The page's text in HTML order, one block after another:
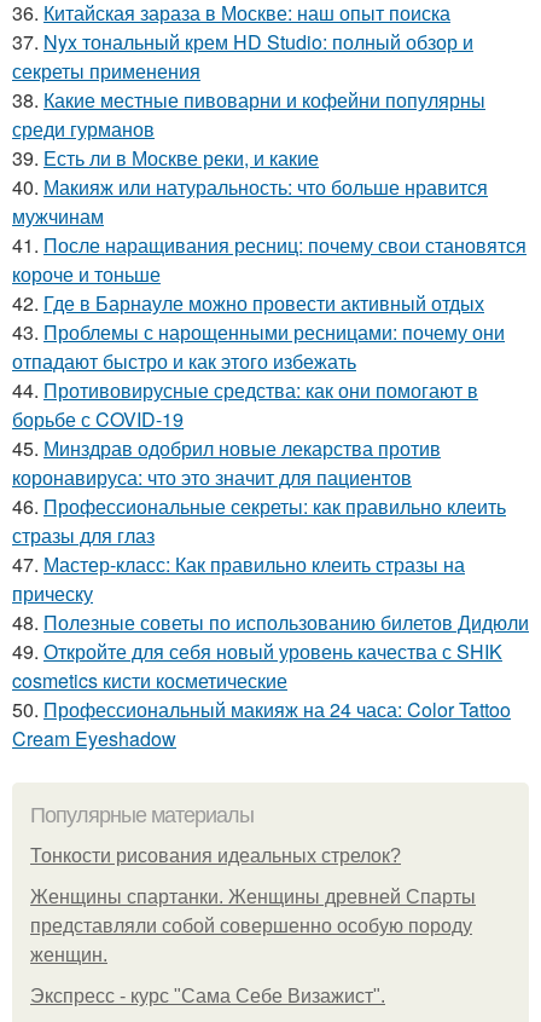
36. Китайская зараза в Москве: наш опыт поиска
37. Nyx тональный крем HD Studio: полный обзор и
секреты применения
38. Какие местные пивоварни и кофейни популярны
среди гурманов
39. Есть ли в Москве реки, и какие
40. Макияж или натуральность: что больше нравится
мужчинам
41. После наращивания ресниц: почему свои становятся
короче и тоньше
42. Где в Барнауле можно провести активный отдых
43. Проблемы с нарощенными ресницами: почему они
отпадают быстро и как этого избежать
44. Противовирусные средства: как они помогают в
борьбе с COVID-19
45. Минздрав одобрил новые лекарства против
коронавируса: что это значит для пациентов
46. Профессиональные секреты: как правильно клеить
стразы для глаз
47. Мастер-класс: Как правильно клеить стразы на
прическу
48. Полезные советы по использованию билетов Дидюли
49. Откройте для себя новый уровень качества с SHIK
cosmetics кисти косметические
50. Профессиональный макияж на 24 часа: Color Tattoo
Cream Eyeshadow
Популярные материалы
Тонкости рисования идеальных стрелок?
Женщины спартанки. Женщины древней Спарты
представляли собой совершенно особую породу
женщин.
Экспресс - курс "Сама Себе Визажист".